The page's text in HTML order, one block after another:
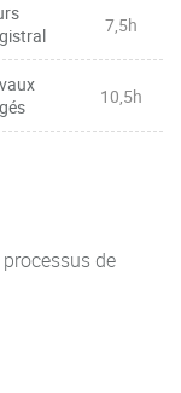
7,5h
10,5h
de